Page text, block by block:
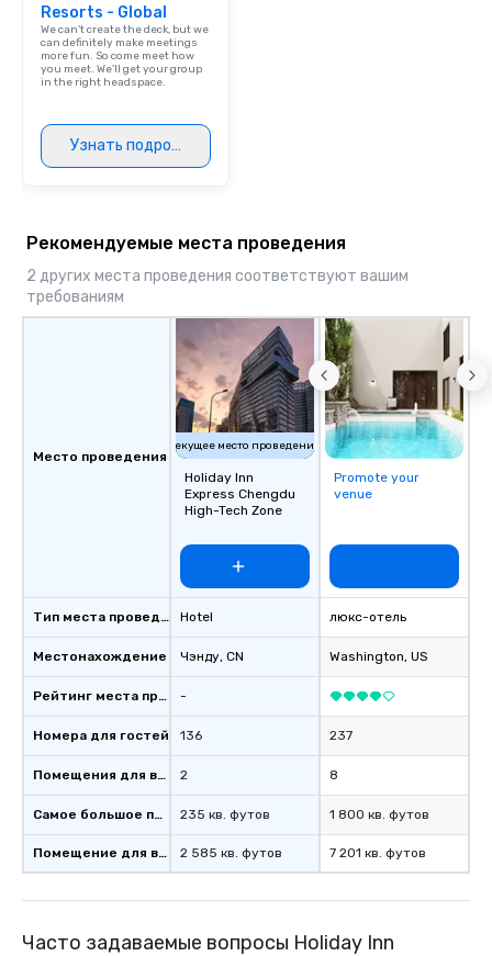
Resorts - Global
We can't create the deck, but we
can definitely make meetings
more fun. So come meet how
you meet. We'll get your group
in the right headspace.
Узнать подробнее
Рекомендуемые места проведения
2 других места проведения соответствуют вашим
требованиям
Место проведения
Тип места проведения
Местонахождение
Рейтинг места проведения
Номера для гостей
Помещения для встреч
Самое большое помещение
Помещение для встречи
Текущее место проведения
Holiday Inn
Express Chengdu
High-Tech Zone
Hotel
Чэнду, CN
-
136
2
235 кв. футов
2 585 кв. футов
Promote your
venue
люкс-отель
Washington, US
237
8
1 800 кв. футов
7 201 кв. футов
Часто задаваемые вопросы Holiday Inn